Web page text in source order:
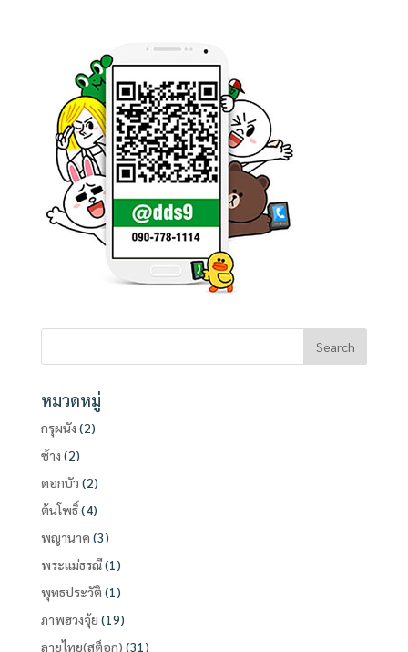
หมวดหมู่
กรุผนัง (2)
ช้าง (2)
ดอกบัว (2)
ต้นโพธิ์(4)
พญานาค (3)
พระแม่ธรณี(1)
พุทธประวัติ (1)
ภาพฮวงจุ้ย (19)
ลายไทย(สต็อก) (31)